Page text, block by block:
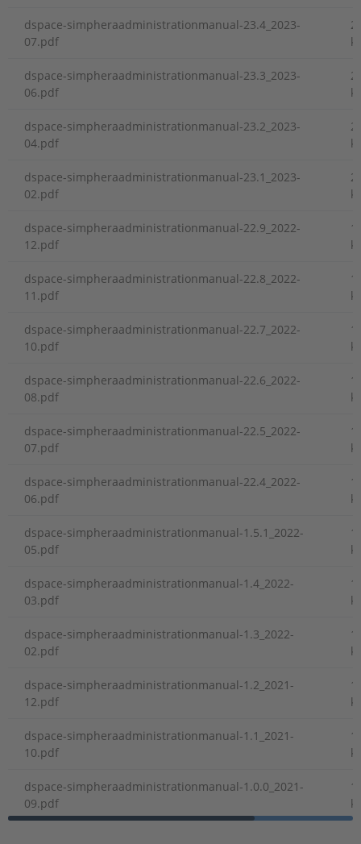
dspace-simpheraadministrationmanual-23.4_2023-
07.pdf
dspace-simpheraadministrationmanual-23.3_2023-
06.pdf
dspace-simpheraadministrationmanual-23.2_2023-
04.pdf
dspace-simpheraadministrationmanual-23.1_2023-
02.pdf
dspace-simpheraadministrationmanual-22.9_2022-
12.pdf
dspace-simpheraadministrationmanual-22.8_2022-
11.pdf
dspace-simpheraadministrationmanual-22.7_2022-
10.pdf
dspace-simpheraadministrationmanual-22.6_2022-
08.pdf
dspace-simpheraadministrationmanual-22.5_2022-
07.pdf
dspace-simpheraadministrationmanual-22.4_2022-
06.pdf
dspace-simpheraadministrationmanual-1.5.1_2022-
05.pdf
dspace-simpheraadministrationmanual-1.4_2022-
03.pdf
dspace-simpheraadministrationmanual-1.3_2022-
02.pdf
dspace-simpheraadministrationmanual-1.2_2021-
12.pdf
dspace-simpheraadministrationmanual-1.1_2021-
10.pdf
dspace-simpheraadministrationmanual-1.0.0_2021-
09.pdf